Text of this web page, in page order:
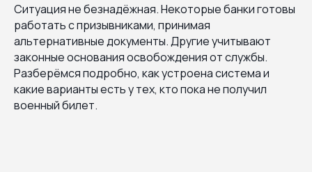
Ситуация не безнадёжная. Некоторые банки готовы
работать с призывниками, принимая
альтернативные документы. Другие учитывают
законные основания освобождения от службы.
Разберёмся подробно, как устроена система и
какие варианты есть у тех, кто пока не получил
военный билет.